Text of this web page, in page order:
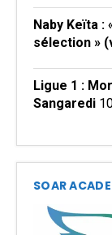
Naby Keïta :
sélection »
Ligue 1 :
Sangaredi
SOAR